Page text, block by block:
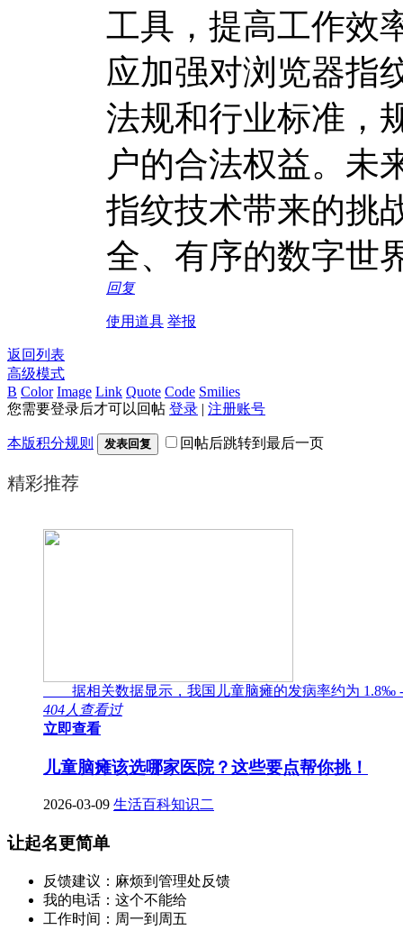
工具，提高工作效
应加强对浏览器指
法规和行业标准，
户的合法权益。未
指纹技术带来的挑
全、有序的数字世
回复
使用道具 举报
返回列表
高级模式
B Color Image Link Quote Code Smilies
您需要登录后才可以回帖 登录 | 注册账号
本版积分规则 发表回复 回帖后跳转到最后一页
精彩推荐
据相关数据显示，我国儿童脑瘫的发病率约为 1.8‰
404人查看过
立即查看
儿童脑瘫该选哪家医院？这些要点帮你挑！
2026-03-09 生活百科知识二
让起名更简单
反馈建议：麻烦到管理处反馈
我的电话：这个不能给
工作时间：周一到周五